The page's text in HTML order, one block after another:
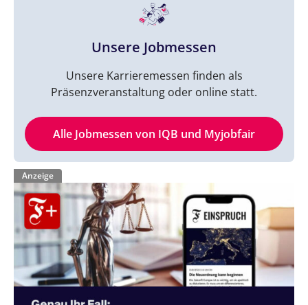
Unsere Jobmessen
Unsere Karrieremessen finden als
Präsenzveranstaltung oder online statt.
Alle Jobmessen von IQB und Myjobfair
Anzeige